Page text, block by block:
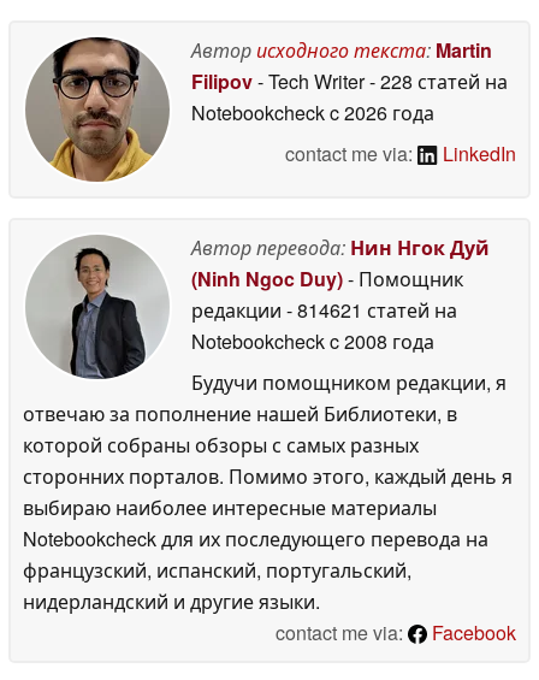
May 2026
Авторисходного текста: Martin
Filipov- Tech Writer- 228 статей на
Notebookcheckc 2026 года
contact me via:
LinkedIn
Автор перевода: Нин Нгок Дуй
(Ninh Ngoc Duy)- Помощник
редакции - 814621 статей на
Notebookcheckc 2008 года
Будучи помощником редакции, я
отвечаю за пополнение нашей Библиотеки, в
которой собраны обзоры с самых разных
сторонних порталов. Помимо этого, каждый день я
выбираю наиболее интересные материалы
Notebookcheck для их последующего перевода на
французский, испанский, португальский,
нидерландский и другие языки.
contact me via:
Facebook